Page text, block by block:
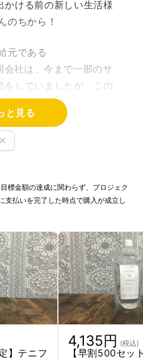
かける前の新しい生活様
のちから！
元である
社は、今まで一部のサ
をしていましたが、この
もらいまして、インター
とに。そして今回、いよ
売！
リスクからあなたを守
と見る
標金額の達成に関わらず、プロジェク
支払いを完了した時点で購入が成立し
】テニフ
4,135円 (税込)
【早割500セッ